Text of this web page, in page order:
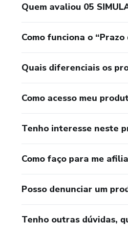
Quem avaliou 05
Como funciona o
Quais diferenciais os
Como acesso meu
Tenho interesse neste
Como faço para me
Posso denunciar um
Tenho outras dúvidas,